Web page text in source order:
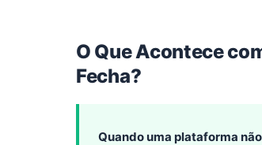
O Que Acontece
Fecha?
Quando uma plataforma